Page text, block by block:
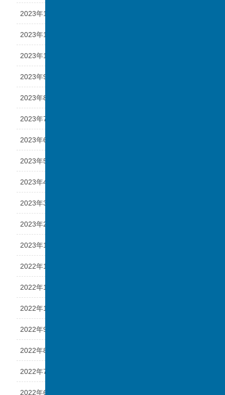
2023年12月
2023年11月
2023年10月
2023年9月
2023年8月
2023年7月
2023年6月
2023年5月
2023年4月
2023年3月
2023年2月
2023年1月
2022年12月
2022年11月
2022年10月
2022年9月
2022年8月
2022年7月
2022年6月